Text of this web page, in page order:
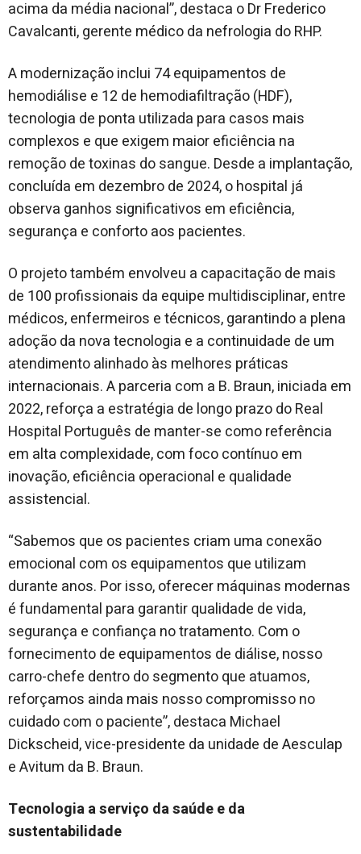
acima da média nacional”, destaca o Dr Frederico
Cavalcanti, gerente médico da nefrologia do RHP.
A modernização inclui 74 equipamentos de
hemodiálise e 12 de hemodiafiltração (HDF),
tecnologia de ponta utilizada para casos mais
complexos e que exigem maior eficiência na
remoção de toxinas do sangue. Desde a implantação,
concluída em dezembro de 2024, o hospital já
observa ganhos significativos em eficiência,
segurança e conforto aos pacientes.
O projeto também envolveu a capacitação de mais
de 100 profissionais da equipe multidisciplinar, entre
médicos, enfermeiros e técnicos, garantindo a plena
adoção da nova tecnologia e a continuidade de um
atendimento alinhado às melhores práticas
internacionais. A parceria com a B. Braun, iniciada em
2022, reforça a estratégia de longo prazo do Real
Hospital Português de manter-se como referência
em alta complexidade, com foco contínuo em
inovação, eficiência operacional e qualidade
assistencial.
“Sabemos que os pacientes criam uma conexão
emocional com os equipamentos que utilizam
durante anos. Por isso, oferecer máquinas modernas
é fundamental para garantir qualidade de vida,
segurança e confiança no tratamento. Com o
fornecimento de equipamentos de diálise, nosso
carro-chefe dentro do segmento que atuamos,
reforçamos ainda mais nosso compromisso no
cuidado com o paciente”, destaca Michael
Dickscheid, vice-presidente da unidade de Aesculap
e Avitum da B. Braun.
Tecnologia a serviço da saúde e da
sustentabilidade